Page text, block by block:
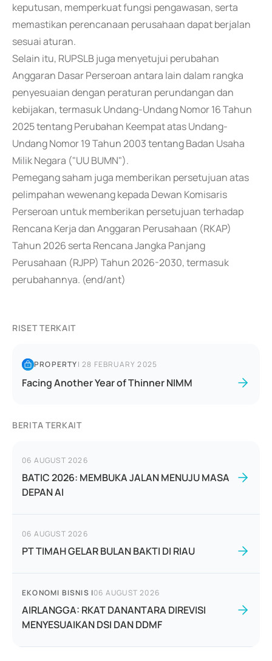
keputusan, memperkuat fungsi pengawasan, serta
memastikan perencanaan perusahaan dapat berjalan
sesuai aturan.
Selain itu, RUPSLB juga menyetujui perubahan
Anggaran Dasar Perseroan antara lain dalam rangka
penyesuaian dengan peraturan perundangan dan
kebijakan, termasuk Undang-Undang Nomor 16 Tahun
2025 tentang Perubahan Keempat atas Undang-
Undang Nomor 19 Tahun 2003 tentang Badan Usaha
Milik Negara ("UU BUMN").
Pemegang saham juga memberikan persetujuan atas
pelimpahan wewenang kepada Dewan Komisaris
Perseroan untuk memberikan persetujuan terhadap
Rencana Kerja dan Anggaran Perusahaan (RKAP)
Tahun 2026 serta Rencana Jangka Panjang
Perusahaan (RJPP) Tahun 2026-2030, termasuk
perubahannya. (end/ant)
RISET TERKAIT
PROPERTY|28 FEBRUARY 2025
Facing Another Year of Thinner NIMM
BERITA TERKAIT
06 AUGUST 2026
BATIC 2026: MEMBUKA JALAN MENUJU MASA
DEPAN AI
06 AUGUST 2026
PT TIMAH GELAR BULAN BAKTI DI RIAU
EKONOMI BISNIS |06 AUGUST 2026
AIRLANGGA: RKAT DANANTARA DIREVISI
MENYESUAIKAN DSI DAN DDMF